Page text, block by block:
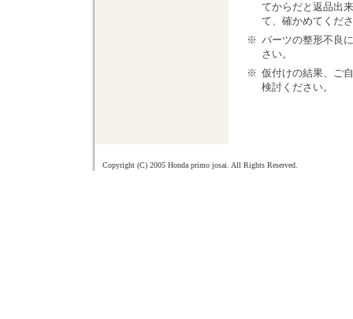
てからだと返品出
て、確かめてくだ
※ パーツの整形不良
さい。
※ 仮付けの結果、ご
検討ください。
Copyright (C) 2005 Honda primo josai. All Rights Reserved.